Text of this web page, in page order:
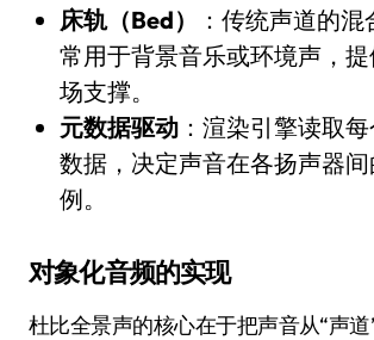
床轨（Bed）
：传统声道的
常用于背景音乐或环境声，
场支撑。
元数据驱动：渲染引擎读取
数据，决定声音在各扬声器
例。
对象化音频的实现
杜比全景声的核心在于把声音从“声道”